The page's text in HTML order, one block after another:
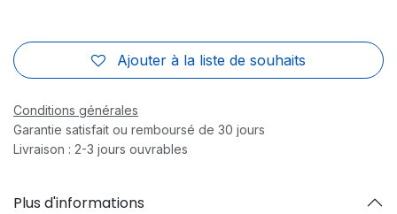
Ajouter à la liste de souhaits
Conditions générales
Garantie satisfait ou remboursé de 30 jours
Livraison : 2-3 jours ouvrables
Plus d'informations